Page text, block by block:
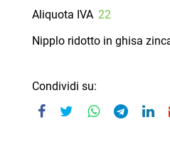
Aliquota IVA 22
Nipplo ridotto in ghisa
Condividi su: